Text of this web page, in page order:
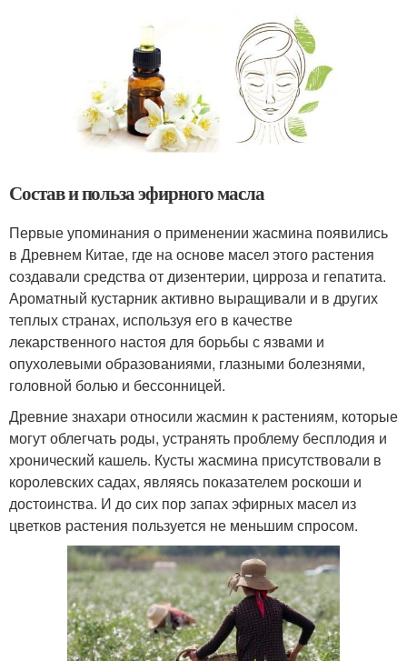
Состав и польза эфирного масла
Первые упоминания о применении жасмина появились
в Древнем Китае, где на основе масел этого растения
создавали средства от дизентерии, цирроза и гепатита.
Ароматный кустарник активно выращивали и в других
теплых странах, используя его в качестве
лекарственного настоя для борьбы с язвами и
опухолевыми образованиями, глазными болезнями,
головной болью и бессонницей.
Древние знахари относили жасмин к растениям, которые
могут облегчать роды, устранять проблему бесплодия и
хронический кашель. Кусты жасмина присутствовали в
королевских садах, являясь показателем роскоши и
достоинства. И до сих пор запах эфирных масел из
цветков растения пользуется не меньшим спросом.